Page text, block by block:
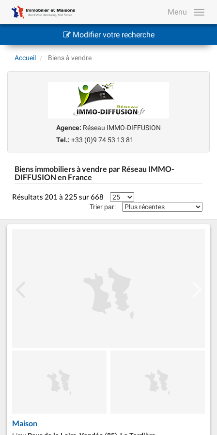
Menu
Modifier votre recherche
Accueil Biens à vendre
Agence: Réseau IMMO-DIFFUSION
Tel.: +33 (0)9 74 53 13 81
Biens immobiliers à vendre par Réseau IMMO-
DIFFUSION en France
Résultats 201 à 225 sur 668
Trier par:
Maison